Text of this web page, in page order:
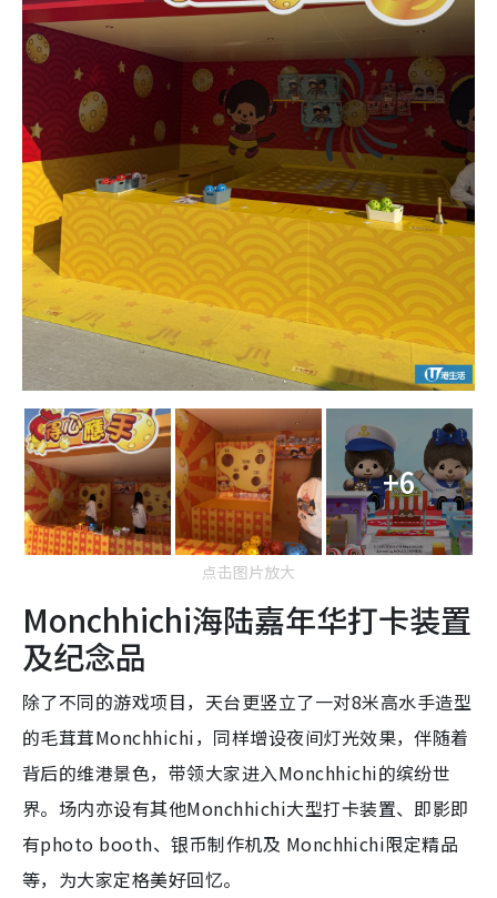
+6
点击图片放大
Monchhichi海陆嘉年华打卡装置
及纪念品
除了不同的游戏项目，天台更竖立了一对8米高水手造型
的毛茸茸Monchhichi，同样增设夜间灯光效果，伴随着
背后的维港景色，带领大家进入Monchhichi的缤纷世
界。场内亦设有其他Monchhichi大型打卡装置、即影即
有photo booth、银币制作机及 Monchhichi限定精品
等，为大家定格美好回忆。